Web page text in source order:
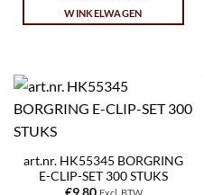
WINKELWAGEN
art.nr. HK55345 BORGRING
E-CLIP-SET 300 STUKS